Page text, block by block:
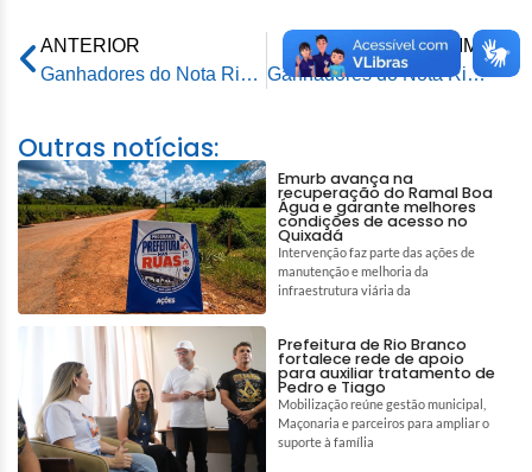
ANTERIOR
Ganhadores do Nota Rio Branco recebem premiação em frente a Prefeitura
PRÓXIMA
Ganhadores do Nota Rio Branco recebem premiação em frente a Prefeitura
Outras notícias:
Emurb avança na
recuperação do Ramal Boa
Água e garante melhores
condições de acesso no
Quixadá
Intervenção faz parte das ações de
manutenção e melhoria da
infraestrutura viária da
Prefeitura de Rio Branco
fortalece rede de apoio
para auxiliar tratamento de
Pedro e Tiago
Mobilização reúne gestão municipal,
Maçonaria e parceiros para ampliar o
suporte à família